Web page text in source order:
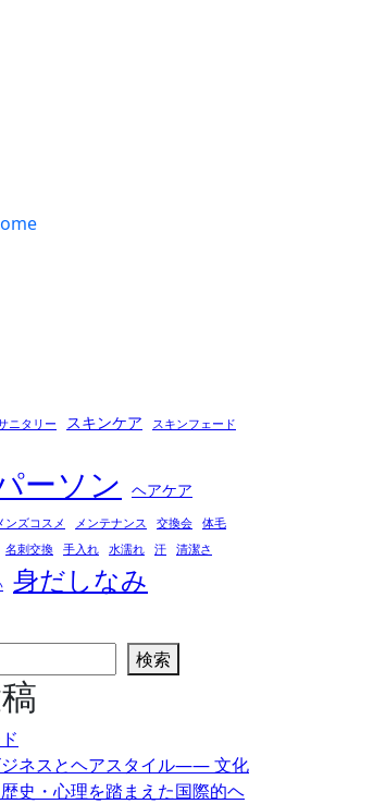
ニタリー スキンケア
スキンフェード
ーソン
ヘアケア
ンズコスメ メンテナンス 交換会
体毛
名刺交換 手入れ 水濡れ 汗 清潔さ
身だしなみ
検索
ジネスとヘアスタイル―― 文化
史・心理を踏まえた国際的ヘ